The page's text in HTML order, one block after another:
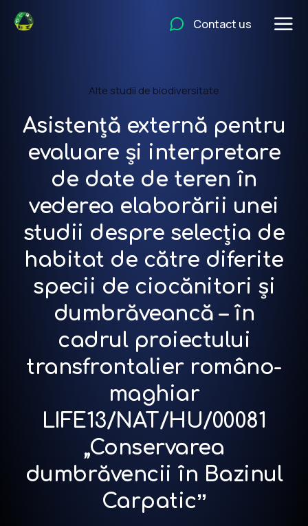
Contact us
Alte studii de biodiversitate
Asistență externă pentru
evaluare și interpretare
de date de teren în
vederea elaborării unei
studii despre selecția de
habitat de către diferite
specii de ciocănitori și
dumbrăveancă – în
cadrul proiectului
transfrontalier româno-
maghiar
LIFE13/NAT/HU/00081
„Conservarea
dumbrăvencii în Bazinul
Carpaticˮ